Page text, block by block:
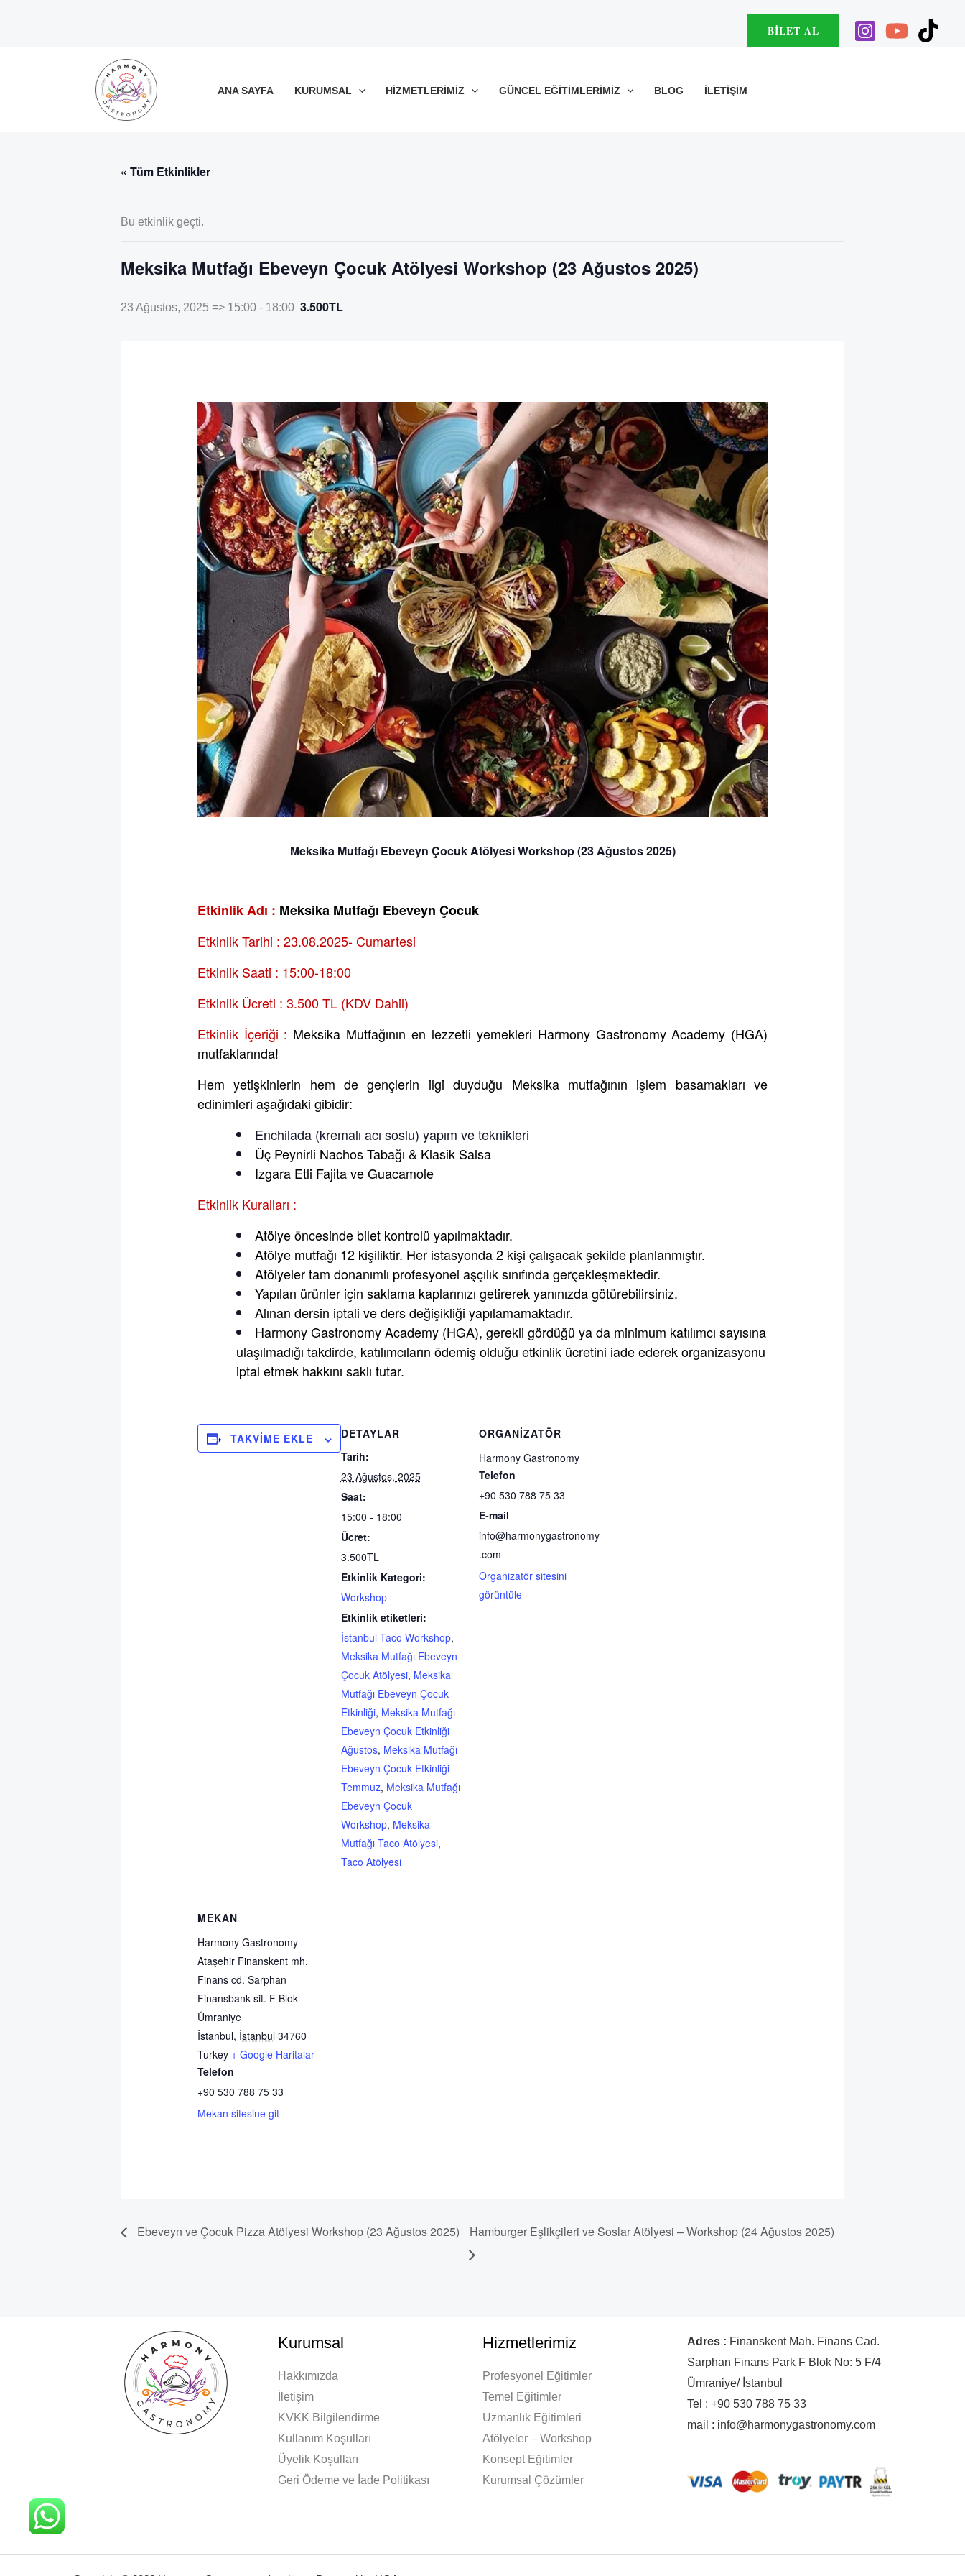
BILET AL
ANA SAYFA KURUMSAL HIZMETLERIMIZ GÜNCEL EĞITIMLERIMIZ BLOG İLETIŞIM
« Tüm Etkinlikler
Bu etkinlik geçti.
Meksika Mutfağı Ebeveyn Çocuk Atölyesi Workshop (23 Ağustos 2025)
23 Ağustos, 2025 => 15:00 - 18:00 3.500TL
Meksika Mutfağı Ebeveyn Çocuk Atölyesi Workshop (23 Ağustos 2025)
Etkinlik Adı : Meksika Mutfağı Ebeveyn Çocuk
Etkinlik Tarihi : 23.08.2025- Cumartesi
Etkinlik Saati : 15:00-18:00
Etkinlik Ücreti : 3.500 TL (KDV Dahil)
Etkinlik İçeriği : Meksika Mutfağının en lezzetli yemekleri Harmony Gastronomy Academy (HGA)
mutfaklarında!
Hem yetişkinlerin hem de gençlerin ilgi duyduğu Meksika mutfağının işlem basamakları ve
edinimleri aşağıdaki gibidir:
Enchilada (kremalı acı soslu) yapım ve teknikleri
Üç Peynirli Nachos Tabağı & Klasik Salsa
Izgara Etli Fajita ve Guacamole
Etkinlik Kuralları :
Atölye öncesinde bilet kontrolü yapılmaktadır.
Atölye mutfağı 12 kişiliktir. Her istasyonda 2 kişi çalışacak şekilde planlanmıştır.
Atölyeler tam donanımlı profesyonel aşçılık sınıfında gerçekleşmektedir.
Yapılan ürünler için saklama kaplarınızı getirerek yanınızda götürebilirsiniz.
Alınan dersin iptali ve ders değişikliği yapılamamaktadır.
Harmony Gastronomy Academy (HGA), gerekli gördüğü ya da minimum katılımcı sayısına
ulaşılmadığı takdirde, katılımcıların ödemiş olduğu etkinlik ücretini iade ederek organizasyonu
iptal etmek hakkını saklı tutar.
TAKVIME EKLE
DETAYLAR
Tarih:
23 Ağustos, 2025
Saat:
15:00 - 18:00
Ücret:
3.500TL
Etkinlik Kategori:
Workshop
Etkinlik etiketleri:
İstanbul Taco Workshop,
Meksika Mutfağı Ebeveyn
Çocuk Atölyesi, Meksika
Mutfağı Ebeveyn Çocuk
Etkinliği, Meksika Mutfağı
Ebeveyn Çocuk Etkinliği
Ağustos, Meksika Mutfağı
Ebeveyn Çocuk Etkinliği
Temmuz, Meksika Mutfağı
Ebeveyn Çocuk
Workshop, Meksika
Mutfağı Taco Atölyesi,
Taco Atölyesi
ORGANIZATÖR
Harmony Gastronomy
Telefon
+90 530 788 75 33
E-mail
info@harmonygastronomy
.com
Organizatör sitesini
görüntüle
MEKAN
Harmony Gastronomy
Ataşehir Finanskent mh.
Finans cd. Sarphan
Finansbank sit. F Blok
Ümraniye
İstanbul, İstanbul 34760
Turkey + Google Haritalar
Telefon
+90 530 788 75 33
Mekan sitesine git
Ebeveyn ve Çocuk Pizza Atölyesi Workshop (23 Ağustos 2025) Hamburger Eşlikçileri ve Soslar Atölyesi – Workshop (24 Ağustos 2025)
Kurumsal
Hakkımızda
İletişim
KVKK Bilgilendirme
Kullanım Koşulları
Üyelik Koşulları
Geri Ödeme ve İade Politikası
Hizmetlerimiz
Profesyonel Eğitimler
Temel Eğitimler
Uzmanlık Eğitimleri
Atölyeler – Workshop
Konsept Eğitimler
Kurumsal Çözümler
Adres : Finanskent Mah. Finans Cad.
Sarphan Finans Park F Blok No: 5 F/4
Ümraniye/ İstanbul
Tel : +90 530 788 75 33
mail : info@harmonygastronomy.com